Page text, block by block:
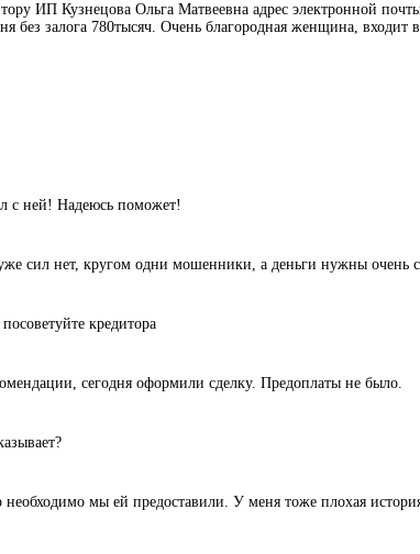
ИП Кузнецова Ольга Матвеевна адрес электронной
без залога 780тысяч. Очень благородная женщина, входит
с ней! Надеюсь поможет!
сил нет, кругом одни мошенники, а деньги нужны очень
кредитора
сегодня оформили сделку. Предоплаты не было.
мы ей предоставили. У меня тоже плохая